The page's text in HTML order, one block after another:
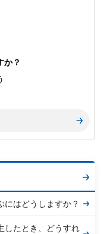
か？
にはどうしますか？
したとき、どうすれ